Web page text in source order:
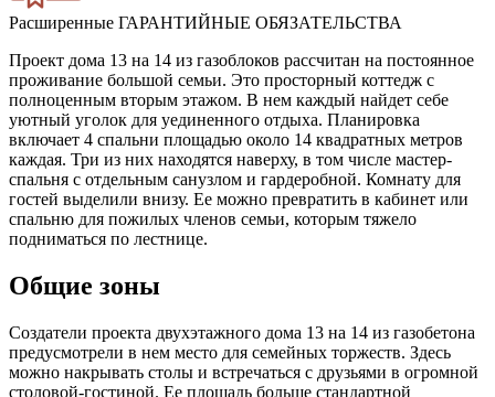
Расширенные ГАРАНТИЙНЫЕ ОБЯЗАТЕЛЬСТВА
Проект дома 13 на 14 из газоблоков рассчитан на постоянное
проживание большой семьи. Это просторный коттедж с
полноценным вторым этажом. В нем каждый найдет себе
уютный уголок для уединенного отдыха. Планировка
включает 4 спальни площадью около 14 квадратных метров
каждая. Три из них находятся наверху, в том числе мастер-
спальня с отдельным санузлом и гардеробной. Комнату для
гостей выделили внизу. Ее можно превратить в кабинет или
спальню для пожилых членов семьи, которым тяжело
подниматься по лестнице.
Общие зоны
Создатели проекта двухэтажного дома 13 на 14 из газобетона
предусмотрели в нем место для семейных торжеств. Здесь
можно накрывать столы и встречаться с друзьями в огромной
столовой-гостиной. Ее площадь больше стандартной